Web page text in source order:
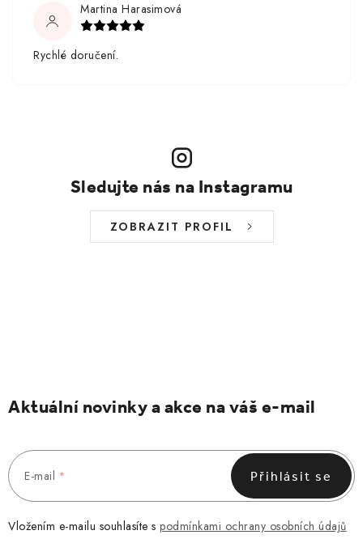
Martina Harasimová
Rychlé doručení.
Sledujte nás na Instagramu
ZOBRAZIT PROFIL
Aktuální novinky a akce na váš e-mail
E-mail
Vložením e-mailu souhlasíte s podmínkami ochrany osobních údajů
Přihlásit se